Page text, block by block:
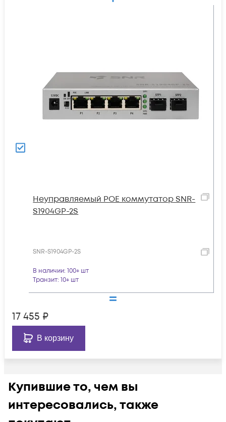
Неуправляемый POE коммутатор SNR-
S1904GP-2S
SNR-S1904GP-2S
В наличии: 100+ шт
Транзит: 10+ шт
17 455 ₽
В корзину
Купившие то, чем вы
интересовались, также